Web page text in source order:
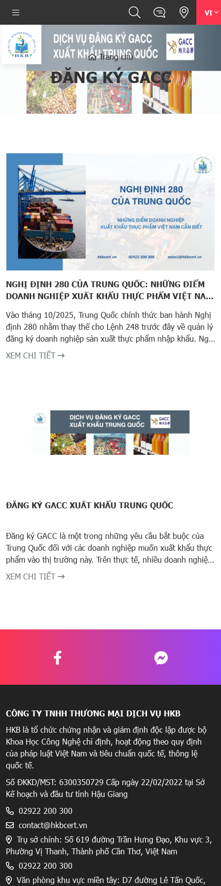
VI
Trang chủ
ĐĂNG KÝ GACC
NGHỊ ĐỊNH 280 CỦA TRUNG QUỐC: NHỮNG ĐIỂM
DOANH NGHIỆP XUẤT KHẨU THỰC PHẨM VIỆT NAM
Vào tháng 10/2025, Trung Quốc chính thức ban hành Nghị
định 280 nhằm thay thế cho Lệnh 248 trước đây về quản lý
đăng ký doanh nghiệp sản xuất thực phẩm nhập khẩu. Nghị
định này sẽ có hiệu lực từ 01/06/2026, tác động trực tiếp
XEM CHI TIẾT
ĐĂNG KÝ GACC XUẤT KHẨU TRUNG QUỐC
Đăng ký GACC là một trong những yêu cầu bắt buộc của
Trung Quốc đối với các doanh nghiệp muốn xuất khẩu thực
phẩm vào thị trường này. Trên thực tế, nhiều doanh nghiệp
Việt Nam gặp không ít khó khăn khi thực hiện đăng ký
thời gian đăng ký và ảnh hưởng trực tiếp đến kế hoạch xuất
XEM CHI TIẾT
CÔNG TY TNHH THƯƠNG MẠI DỊCH VỤ HKB
HKB là tổ chức chứng nhận và giám định độc lập được bộ
Khoa Học Công Nghệ chỉ định, hoạt động theo quy định
của pháp luật Việt Nam và tiêu chuẩn quốc tế, thông lệ
quốc tế.
Số ĐKKD/MST: 6300350729 Cấp ngày 22/02/2022 tại Sở
Kế hoạch và đầu tư tỉnh Hậu Giang
02922 200 300
contact@hkbcert.vn
Trụ sở chính: Số 619 đường Trần Hưng Đạo, Khu vực 3,
Phường Vị Thanh, Thành phố Cần Thơ, Việt Nam
02922 200 300
Văn phòng khu vực miền tây: D7 đường Lê Tấn Quốc,